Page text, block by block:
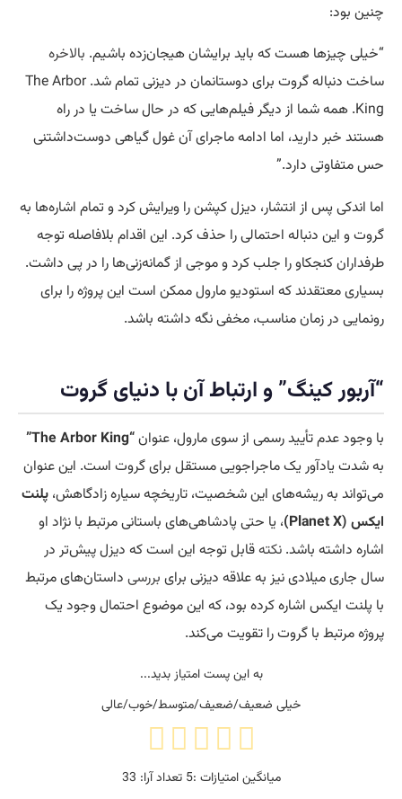
چنین بود:
“خیلی چیزها هست که باید برایشان هیجان‌زده باشیم. بالاخره
ساخت دنباله گروت برای دوستانمان در دیزنی تمام شد. The Arbor
King. همه شما از دیگر فیلم‌هایی که در حال ساخت یا در راه
هستند خبر دارید، اما ادامه ماجرای آن غول گیاهی دوست‌داشتنی
حس متفاوتی دارد.”
اما اندکی پس از انتشار، دیزل کپشن را ویرایش کرد و تمام اشاره‌ها به
گروت و این دنباله احتمالی را حذف کرد. این اقدام بلافاصله توجه
طرفداران کنجکاو را جلب کرد و موجی از گمانه‌زنی‌ها را در پی داشت.
بسیاری معتقدند که استودیو مارول ممکن است این پروژه را برای
رونمایی در زمان مناسب، مخفی نگه داشته باشد.
“آربور کینگ” و ارتباط آن با دنیای گروت
با وجود عدم تأیید رسمی از سوی مارول، عنوان“The Arbor King”
به شدت یادآور یک ماجراجویی مستقل برای گروت است. این عنوان
می‌تواند به ریشه‌های این شخصیت، تاریخچه سیاره زادگاهش، پلنت
ایکس (Planet X)
، یا حتی پادشاهی‌های باستانی مرتبط با نژاد او
اشاره داشته باشد. نکتهقابل توجه این است که دیزل پیش‌تر در
سال جاری میلادی نیز به علاقه دیزنی برای بررسی داستان‌های مرتبط
با پلنت ایکس اشاره کرده بود، که این موضوع احتمال وجود یک
پروژه مرتبط با گروت را تقویت می‌کند.
به این پست امتیاز بدید...
خیلی ضعیف/ضعیف/متوسط/خوب/عالی
میانگین امتیازات :5 تعداد آرا: 33